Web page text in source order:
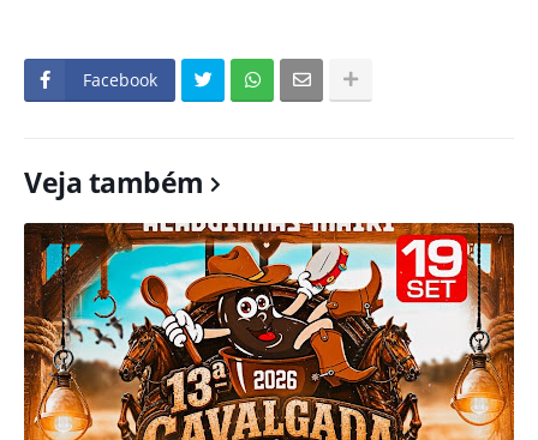
Facebook
Veja também